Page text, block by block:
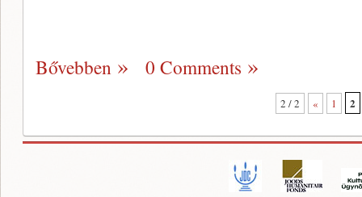
Bővebben 0 Comments
2 / 2 « 1 2